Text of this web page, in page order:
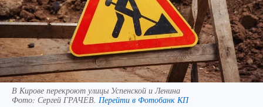
В Кирове перекроют улицы Успенской и Ленина
Фото: Сергей ГРАЧЕВ. Перейти в Фотобанк КП